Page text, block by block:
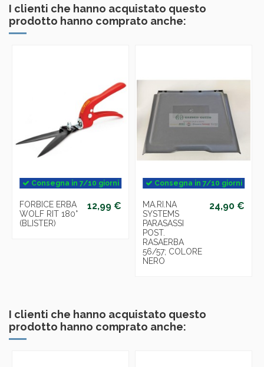
I clienti che hanno acquistato questo
prodotto hanno comprato anche:
Consegna in 7/10 giorni
FORBICE ERBA
WOLF RIT 180°
(BLISTER)
12,99 €
Consegna in 7/10 giorni
MA.RI.NA
SYSTEMS
PARASASSI
POST.
RASAERBA
56/57; COLORE
NERO
24,90 €
I clienti che hanno acquistato questo
prodotto hanno comprato anche: